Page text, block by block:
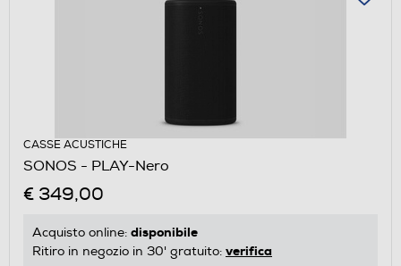
CASSE ACUSTICHE
SONOS - PLAY-Nero
€ 349,00
Acquisto online: disponibile
Ritiro in negozio in 30' gratuito: verifica